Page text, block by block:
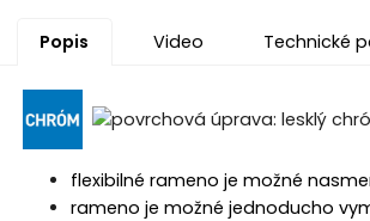
Popis Video Technické
flexibilné rameno je možné
rameno je možné jednoducho